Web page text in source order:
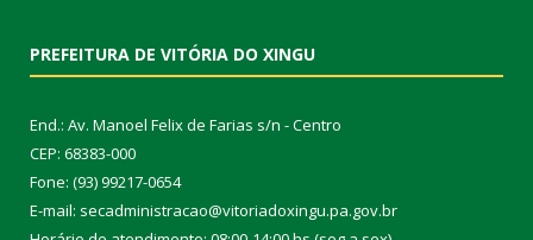
PREFEITURA DE VITÓRIA DO XINGU
End.: Av. Manoel Felix de Farias s/n - Centro
CEP: 68383-000
Fone: (93) 99217-0654
E-mail: secadministracao@vitoriadoxingu.pa.gov.br